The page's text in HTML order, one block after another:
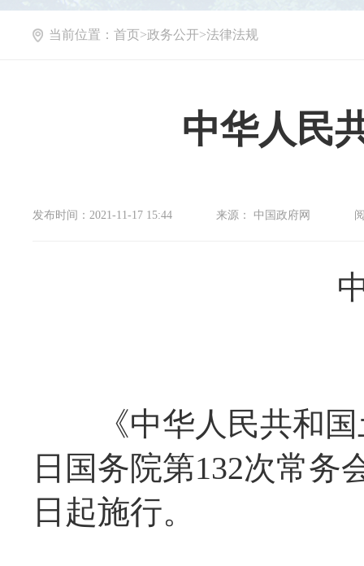
当前位置： 首页>政务公开>法律法规
中华人民
发布时间：2021-11-17 15:44 来源： 中国政府网
《中华人民共和国
日国务院第132次常务
日起施行。